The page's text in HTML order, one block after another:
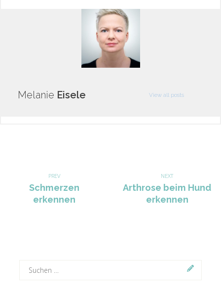
Melanie Eisele View all posts
PREV
PreviousSchmerzen
erkennen
NEXT
Next
Arthrose beim Hund
erkennen
Suchen